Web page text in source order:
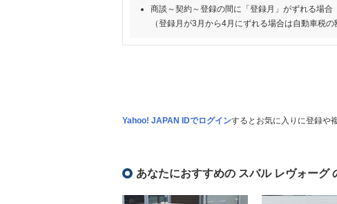
商談～契約～登録の間に「登録月」がずれる場合
（登録月が3月から4月にずれる場合は自動車税の
Yahoo! JAPAN IDでログインするとお気に入りに登録や
あなたにおすすめの スバル レヴォーグ